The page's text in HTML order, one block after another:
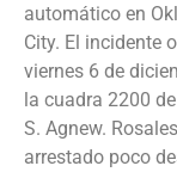
automático en
City. El incidente
viernes 6 de
la cuadra 2200
S. Agnew.
arrestado poco